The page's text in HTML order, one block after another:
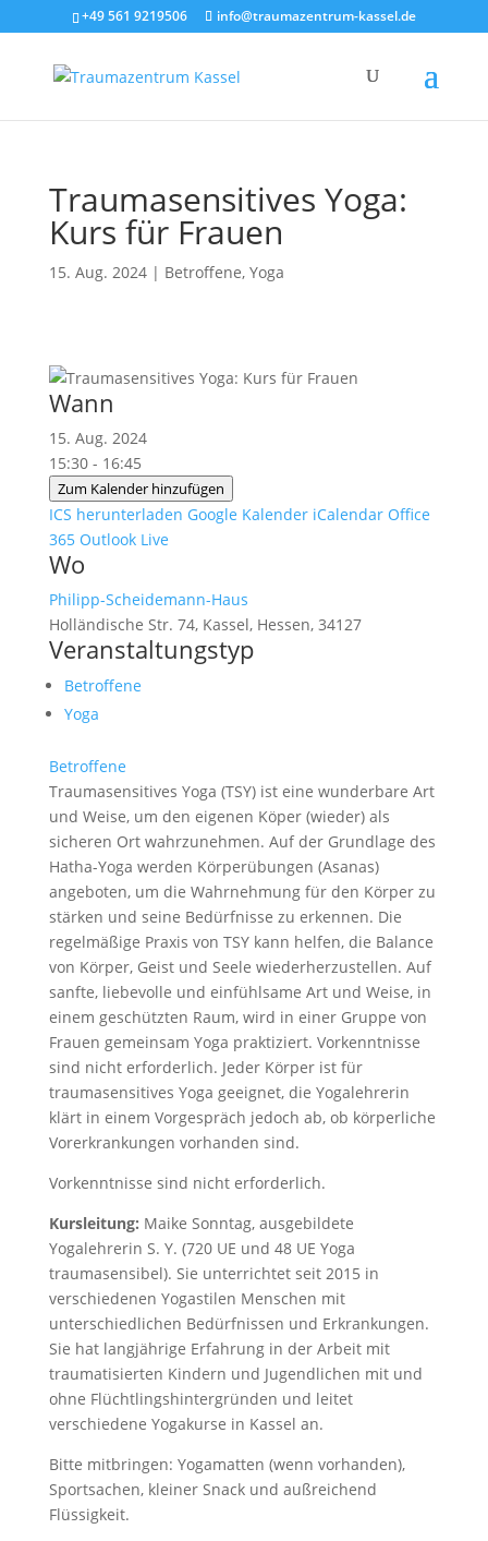
+49 561 9219506 info@traumazentrum-kassel.de
Traumasensitives Yoga:
Kurs für Frauen
15. Aug. 2024| Betroffene, Yoga
Wann
15. Aug. 2024
15:30 - 16:45
Zum Kalender hinzufügen
ICS herunterladen Google Kalender iCalendar Office
365 Outlook Live
Wo
Philipp-Scheidemann-Haus
Holländische Str. 74, Kassel, Hessen, 34127
Veranstaltungstyp
Betroffene
Yoga
Betroffene
Traumasensitives Yoga (TSY) ist eine wunderbare Art
und Weise, um den eigenen Köper (wieder) als
sicheren Ort wahrzunehmen. Auf der Grundlage des
Hatha-Yoga werden Körperübungen (Asanas)
angeboten, um die Wahrnehmung für den Körper zu
stärken und seine Bedürfnisse zu erkennen. Die
regelmäßige Praxis von TSY kann helfen, die Balance
von Körper, Geist und Seele wiederherzustellen. Auf
sanfte, liebevolle und einfühlsame Art und Weise, in
einem geschützten Raum, wird in einer Gruppe von
Frauen gemeinsam Yoga praktiziert. Vorkenntnisse
sind nicht erforderlich. Jeder Körper ist für
traumasensitives Yoga geeignet, die Yogalehrerin
klärt in einem Vorgespräch jedoch ab, ob körperliche
Vorerkrankungen vorhanden sind.
Vorkenntnisse sind nicht erforderlich.
Kursleitung: Maike Sonntag, ausgebildete
Yogalehrerin S. Y. (720 UE und 48 UE Yoga
traumasensibel). Sie unterrichtet seit 2015 in
verschiedenen Yogastilen Menschen mit
unterschiedlichen Bedürfnissen und Erkrankungen.
Sie hat langjährige Erfahrung in der Arbeit mit
traumatisierten Kindern und Jugendlichen mit und
ohne Flüchtlingshintergründen und leitet
verschiedene Yogakurse in Kassel an.
Bitte mitbringen: Yogamatten (wenn vorhanden),
Sportsachen, kleiner Snack und außreichend
Flüssigkeit.